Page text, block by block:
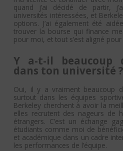
quand j’ai décidé de partir,
universités intéressées, et
options. J’ai également été
trouver la bourse qui finance
pour moi, et tout s’est aligné
Y a-t-il beaucoup
dans ton université ?
Oui, il y a vraiment beaucoup
surtout dans les équipes
Berkeley cherchent à avoir la
elles recrutent des nageurs de
étrangers. C’est un échange
étudiants comme moi de
et académique dans un cadre
les performances de l’équipe.